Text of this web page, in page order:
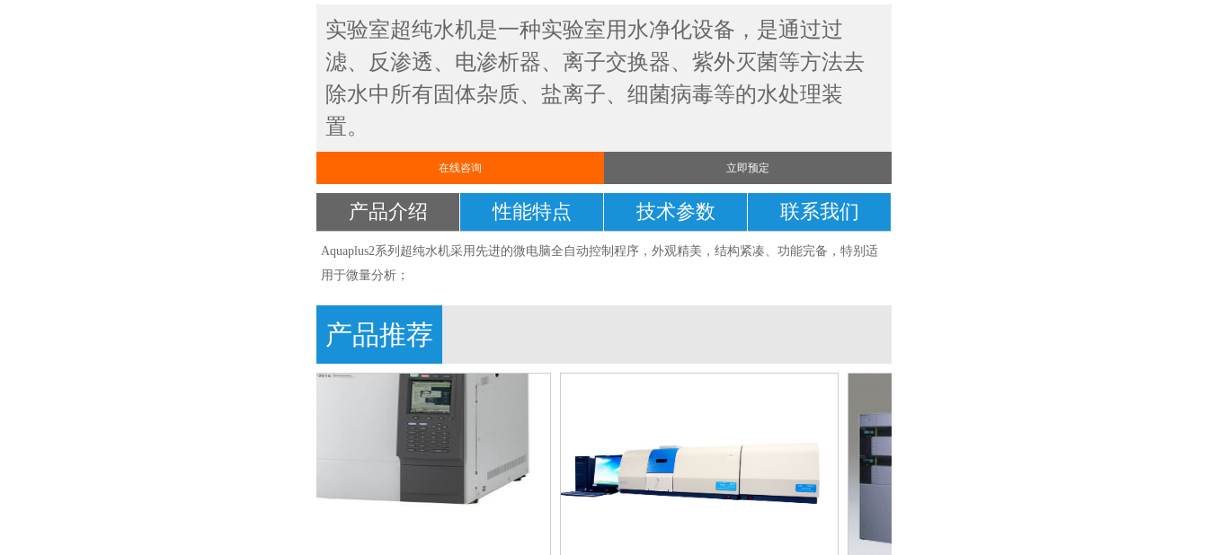
实验室超纯水机是一种实验室用水净化设备，是通过过
滤、反渗透、电渗析器、离子交换器、紫外灭菌等方法去
除水中所有固体杂质、盐离子、细菌病毒等的水处理装
置。
在线咨询 立即预定
产品介绍 性能特点 技术参数 联系我们
Aquaplus2系列超纯水机采用先进的微电脑全自动控制程序，外观精美，结构紧凑、功能完备，特别适
用于微量分析；
产品推荐